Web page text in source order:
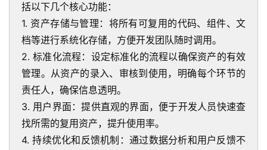
括以下几个核心功能：
1. 资产存储与管理：将所有可复用的代码、组件、文
档等进行系统化存储，方便开发团队随时调用。
2. 标准化流程：设定标准化的流程以确保资产的有效
管理。从资产的录入、审核到使用，明确每个环节的
责任人，确保信息透明。
3. 用户界面：提供直观的界面，便于开发人员快速查
找所需的复用资产，提升使用率。
4. 持续优化和反馈机制：通过数据分析和用户反馈不